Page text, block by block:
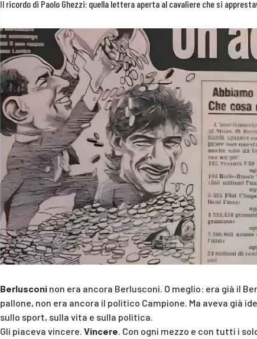
Il ricordo di Paolo Ghezzi: quella lettera aperta al cavaliere che si
Berlusconi non era ancora Berlusconi. O meglio: era già il
pallone, non era ancora il politico Campione. Ma aveva già
sullo sport, sulla vita e sulla politica.
Gli piaceva vincere. Vincere. Con ogni mezzo e con tutti i